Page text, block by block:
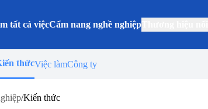
tất cả việcCẩm nang nghề nghiệp
thứcViệc làmCông ty
/Kiến thức